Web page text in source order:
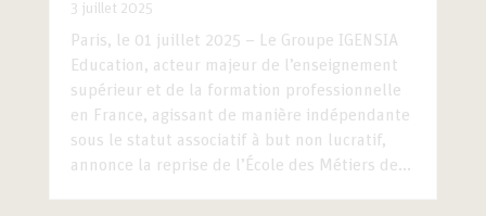
3 juillet 2025
Paris, le 01 juillet 2025 – Le Groupe IGENSIA
Education, acteur majeur de l’enseignement
supérieur et de la formation professionnelle
en France, agissant de manière indépendante
sous le statut associatif à but non lucratif,
annonce la reprise de l’École des Métiers de...